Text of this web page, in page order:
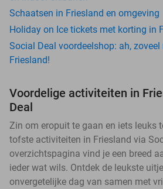
Schaatsen in Friesland en omgeving
Holiday on Ice tickets met korting in
Social Deal voordeelshop: ah,
Friesland!
Voordelige activiteiten in
Deal
Zin om eropuit te gaan en iets leuks
tofste activiteiten in Friesland via
overzichtspagina vind je een breed
ieder wat wils. Ontdek de leukste
onvergetelijke dag van samen met